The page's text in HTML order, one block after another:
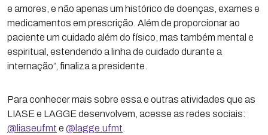
e amores, e não apenas um histórico de doenças, exames e
medicamentos em prescrição. Além de proporcionar ao
paciente um cuidado além do físico, mas também mental e
espiritual, estendendo a linha de cuidado durante a
internação”, finaliza a presidente.
Para conhecer mais sobre essa e outras atividades que as
LIASE e LAGGE desenvolvem, acesse as redes sociais:
@liaseufmt e @lagge.ufmt